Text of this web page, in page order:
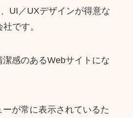
、UI／UXデザインが得意な
です。
感のあるWebサイトにな
が常に表示されているた